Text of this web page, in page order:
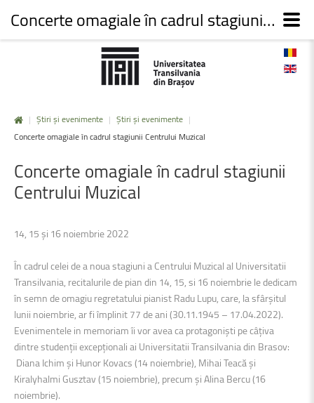
| Știri și evenimente | Știri și evenimente |
Concerte omagiale în cadrul stagiunii Centrului Muzical
Concerte omagialeîn cadrul stagiunii
Centrului Muzical
14, 15 și 16 noiembrie 2022
În cadrul celei de a noua stagiuni a Centrului Muzical al Universitatii
Transilvania, recitalurile de pian din 14, 15, si 16 noiembrie le dedicam
în semn de omagiu regretatului pianist Radu Lupu, care, la sfârșitul
lunii noiembrie, ar fi împlinit 77 de ani (30.11.1945 – 17.04.2022).
Evenimentele in memoriam îi vor avea ca protagoniști pe câțiva
dintre studenții excepționali ai Universitatii Transilvania din Brasov:
Diana Ichim și Hunor Kovacs (14 noiembrie), Mihai Teacă și
Kiralyhalmi Gusztav (15 noiembrie), precum și Alina Bercu (16
noiembrie).
Concerte omagiale în cadrul stagiunii Centrului Muzical